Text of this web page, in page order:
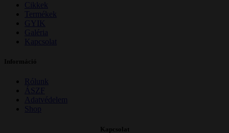
Cikkek
Termékek
GYIK
Galéria
Kapcsolat
Információ
Rólunk
ÁSZF
Adatvédelem
Shop
Kapcsolat